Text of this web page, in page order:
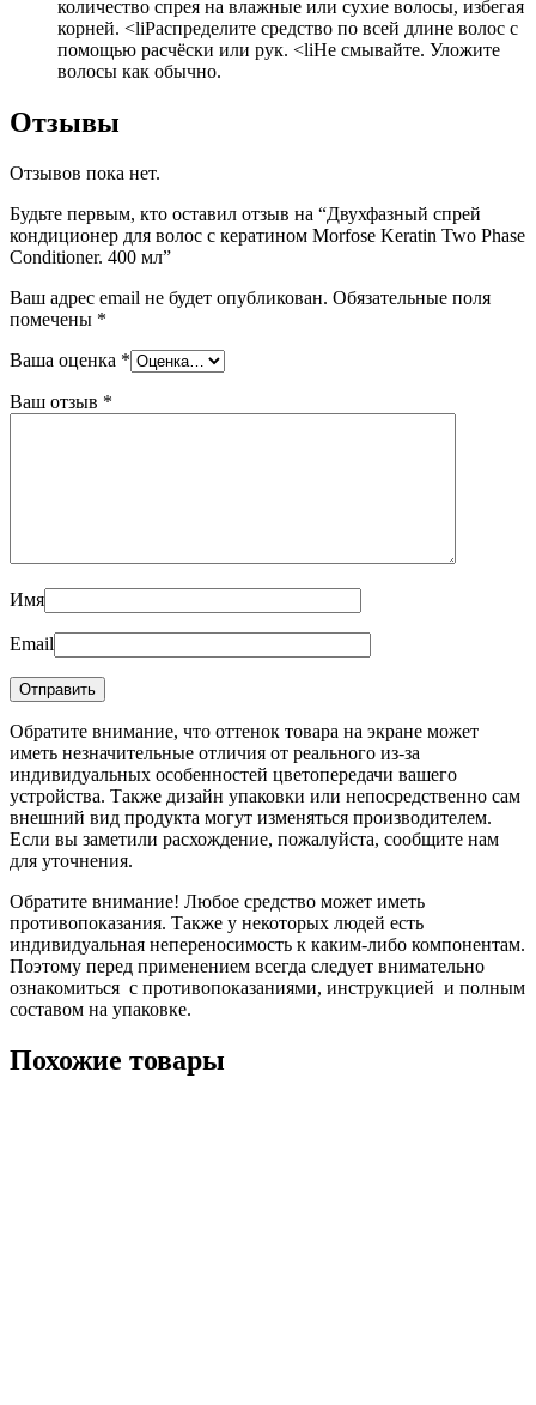
количество спрея на влажные или сухие волосы, избегая
корней. <liРаспределите средство по всей длине волос с
помощью расчёски или рук. <liНе смывайте. Уложите
волосы как обычно.
Отзывы
Отзывов пока нет.
Будьте первым, кто оставил отзыв на “Двухфазный спрей
кондиционер для волос с кератином Morfose Keratin Two Phase
Conditioner. 400 мл”
Ваш адрес email не будет опубликован. Обязательные поля
помечены *
Ваша оценка *
Ваш отзыв *
Имя
Email
Обратите внимание, что оттенок товара на экране может
иметь незначительные отличия от реального из-за
индивидуальных особенностей цветопередачи вашего
устройства. Также дизайн упаковки или непосредственно сам
внешний вид продукта могут изменяться производителем.
Если вы заметили расхождение, пожалуйста, сообщите нам
для уточнения.
Обратите внимание! Любое средство может иметь
противопоказания. Также у некоторых людей есть
индивидуальная непереносимость к каким-либо компонентам.
Поэтому перед применением всегда следует внимательно
ознакомиться с противопоказаниями, инструкцией и полным
составом на упаковке.
Похожие товары